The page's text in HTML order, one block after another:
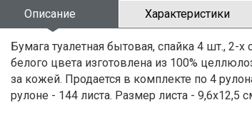
Описание Характеристики
Бумага туалетная бытовая, спайка 4 шт.,
белого цвета изготовлена из 100%
за кожей. Продается в комплекте по 4
рулоне - 144 листа. Размер листа - 9,6х12,5